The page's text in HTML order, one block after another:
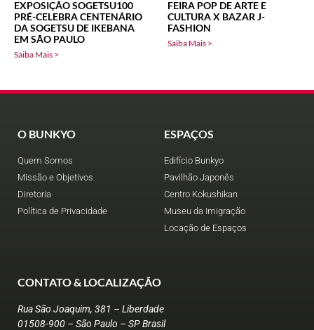
EXPOSIÇÃO SOGETSU100
PRÉ-CELEBRA CENTENÁRIO
DA SOGETSU DE IKEBANA
EM SÃO PAULO
Saiba Mais >
FEIRA POP DE ARTE E
CULTURA X BAZAR J-
FASHION
Saiba Mais >
O BUNKYO
Quem Somos
Missão e Objetivos
Diretoria
Política de Privacidade
ESPAÇOS
Edifício Bunkyo
Pavilhão Japonês
Centro Kokushikan
Museu da Imigração
Locação de Espaços
CONTATO & LOCALIZAÇÃO
Rua São Joaquim, 381 – Liberdade
01508-900 – São Paulo – SP Brasil